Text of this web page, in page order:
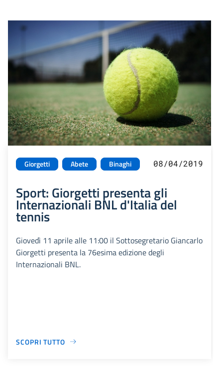
Giorgetti Abete Binaghi 08/04/2019
Sport: Giorgetti presenta gli
Internazionali BNL d'Italia del
tennis
Giovedì 11 aprile alle 11:00 il Sottosegretario Giancarlo
Giorgetti presenta la 76esima edizione degli
Internazionali BNL.
SCOPRI TUTTO